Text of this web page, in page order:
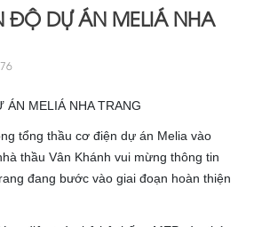
ĐỘ DỰ ÁN MELIÁ NHA
MELIÁ NHA TRANG
tổng thầu cơ điện dự án Melia vào
thầu Vân Khánh vui mừng thông tin
đang bước vào giai đoạn hoàn thiện